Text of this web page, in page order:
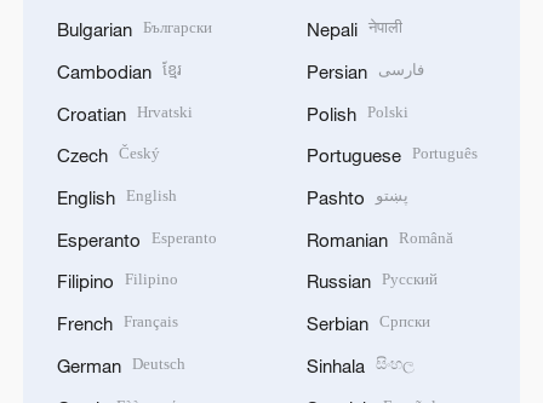
Bulgarian Български
Cambodian ខ្មែរ
Croatian Hrvatski
Czech Český
English English
Esperanto Esperanto
Filipino Filipino
French Français
German Deutsch
Nepali नेपाली
Persian فارسی
Polish Polski
Portuguese Português
Pashto پښتو
Romanian Română
Russian Русский
Serbian Српски
Sinhala සිංහල